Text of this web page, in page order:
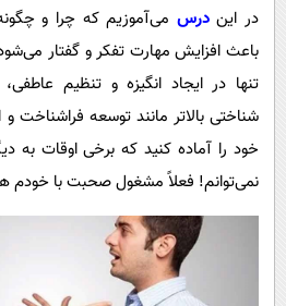
فرهنگی
بین الملل
اجتماعی
حیات وحش
در ایندرس می‌آموزیم که چرا و
باعث افزایش مهارت تفکر و گفتار
تنها در ایجاد انگیزه و تنظیم
شناختی بالاتر مانند توسعه
خود را آماده کنید که برخی اوقات به
نمی‌توانم! فعلاً مشغول صحبت با خودم